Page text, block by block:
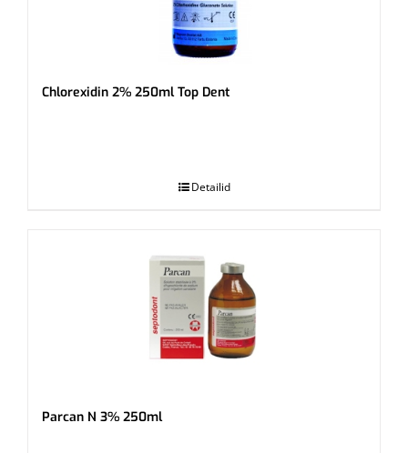
Chlorexidin 2% 250ml Top Dent
Detailid
Parcan N 3% 250ml